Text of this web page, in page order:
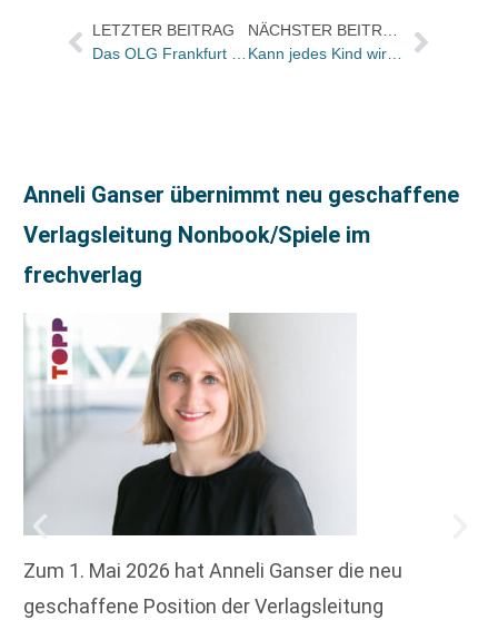
LETZTER BEITRAG
Das OLG Frankfurt stützt die Preisbindung
NÄCHSTER BEITRAG
Kann jedes Kind wirklich schlafen lernen?
Anneli Ganser übernimmt neu geschaffene
Verlagsleitung Nonbook/Spiele im
frechverlag
Zum 1. Mai 2026 hat Anneli Ganser die neu
geschaffene Position der Verlagsleitung